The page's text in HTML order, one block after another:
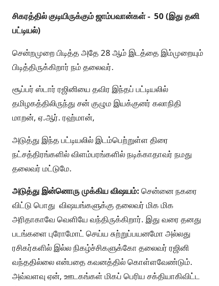
சிகரத்தில் குடியிருக்கும் ஜாம்பவான்கள் - 50 (இது தனி
பட்டியல்)
சென்றமுறை பிடித்த அதே 28 ஆம் இடத்தை இம்முறையும்
பிடித்திருக்கிறார் நம் தலைவர்.
சூப்பர் ஸ்டார் ரஜினியை தவிர இந்தப் பட்டியலில்
தமிழகத்திலிருந்து சன் குழும இயக்குனர் கலாநிதி
மாறன், ஏ.ஆர். ரஹ்மான்,
அடுத்து இந்த பட்டியலில் இடம்பெற்றுள்ள திரை
நட்சத்திரங்களில் விளம்பரங்களில் நடிக்காதாவர் நமது
தலைவர் மட்டுமே.
அடுத்து இன்னொரு முக்கிய விஷயம்: சென்னை நகரை
விட்டு பொது விஷயங்களுக்கு தலைவர் மிக மிக
அரிதாகாவே வெளியே வந்திருக்கிறார். இது வரை தனது
படங்களை புரோமோட் செய்ய சுற்றுப்பயனமோ அல்லது
ரசிகர்களில் இல்ல நிகழ்ச்சிகளுக்கோ தலைவர் ரஜினி
வந்ததில்லை என்பதை கவனத்தில் கொள்ளவேண்டும்.
அவ்வளவு ஏன், ஊடகங்கள் மிகப் பெரிய சக்தியாகிவிட்ட